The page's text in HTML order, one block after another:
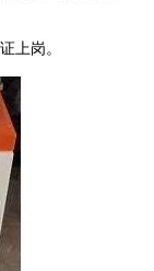
上岗。